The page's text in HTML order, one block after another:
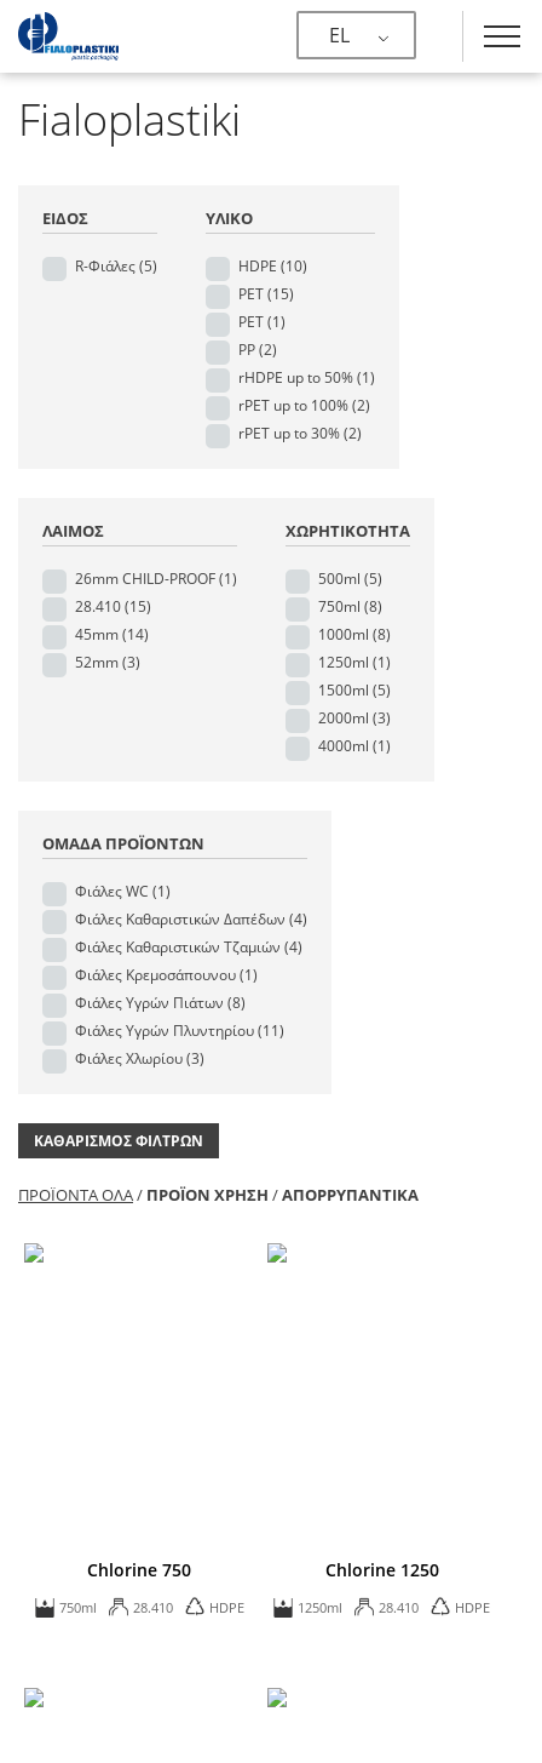
EL
Fialoplastiki
ΕΊΔΟΣ
R-Φιάλες(5)
ΥΛΙΚΌ
HDPE (10)
PET(15)
PET(1)
PP(2)
rHDPE up to 50%(1)
rPET up to 100%(2)
rPET up to 30%(2)
ΛΑΙΜΌΣ
26mm CHILD-PROOF(1)
28.410(15)
45mm(14)
52mm(3)
ΧΩΡΗΤΙΚΌΤΗΤΑ
500ml (5)
750ml (8)
1000ml (8)
1250ml (1)
1500ml (5)
2000ml (3)
4000ml (1)
ΟΜΆΔΑ ΠΡΟΪΌΝΤΩΝ
Φιάλες WC (1)
Φιάλες Καθαριστικών Δαπέδων (4)
Φιάλες Καθαριστικών Τζαμιών (4)
Φιάλες Κρεμοσάπουνου(1)
Φιάλες Υγρών Πιάτων (8)
Φιάλες Υγρών Πλυντηρίου(11)
Φιάλες Χλωρίου(3)
ΚΑΘΑΡΙΣΜΌΣ ΦΊΛΤΡΩΝ
ΠΡΟΪΌΝΤΑ ΌΛΑ/ ΠΡΟΪΌΝ ΧΡΗΣΗ /ΑΠΟΡΡΥΠΑΝΤΙΚΆ
Chlorine 750
750ml 28.410 HDPE
Chlorine 1250
1250ml 28.410 HDPE